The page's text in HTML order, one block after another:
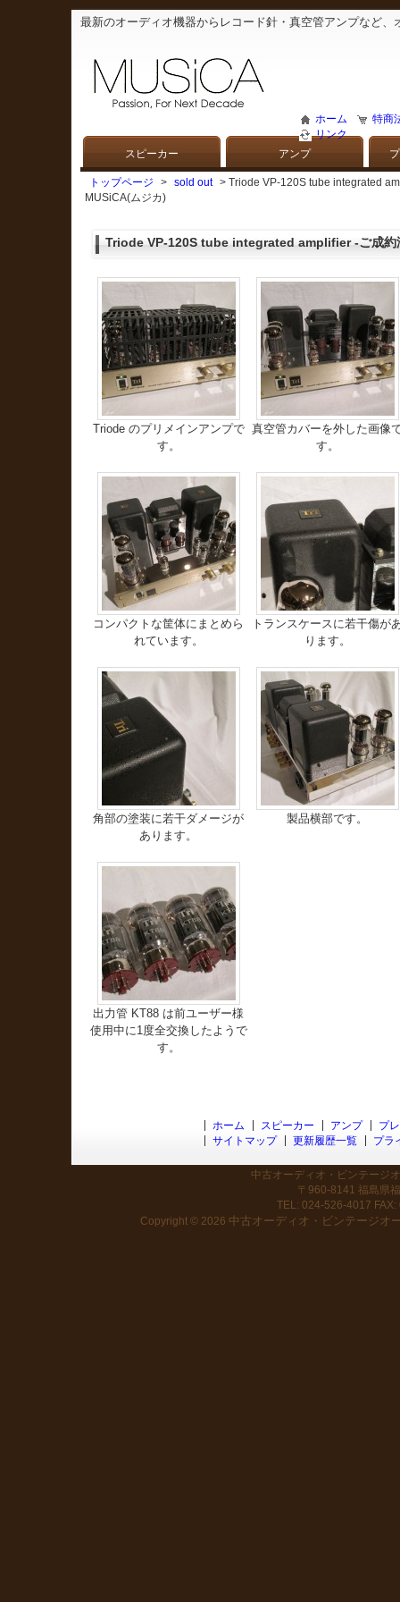
最新のオーディオ機器からレコード針・真空管アンプなど
ホーム
特商
リンク
スピーカー アンプ
トップページ > sold out
> Triode VP-120S tube integrated
MUSiCA(ムジカ)
Triode VP-120S tube integrated amplifier -ご成約
Triode のプリメインアンプで
す。
真空管カバーを外した画像
す。
コンパクトな筐体にまとめら
れています。
トランスケースに若干傷が
ります。
角部の塗装に若干ダメージが
あります。
製品横部です。
出力管 KT88 は前ユーザー様
使用中に1度全交換したようで
す。
ホーム スピーカー アンプ
プ
サイトマップ
更新履歴一覧 プラ
中古オーディオ・ビンテージ
〒960-8141 福島県
TEL: 024-526-4017
Copyright © 2026 中古オーディオ・ビンテージオ